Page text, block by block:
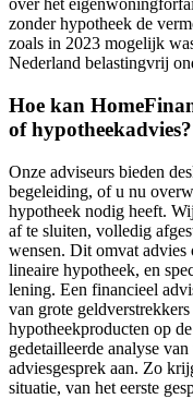
over het
zonder hypotheek de
zoals in 2023 mogelijk
Nederland belastingvrij
Hoe kan
of hypotheekadvies?
Onze adviseurs bieden
begeleiding, of u nu
hypotheek nodig heeft.
af te sluiten, volledig
wensen. Dit omvat advies
lineaire hypotheek, en
lening. Een financieel
van grote
hypotheekproducten op
gedetailleerde analyse
adviesgesprek aan. Zo
situatie, van het eerste